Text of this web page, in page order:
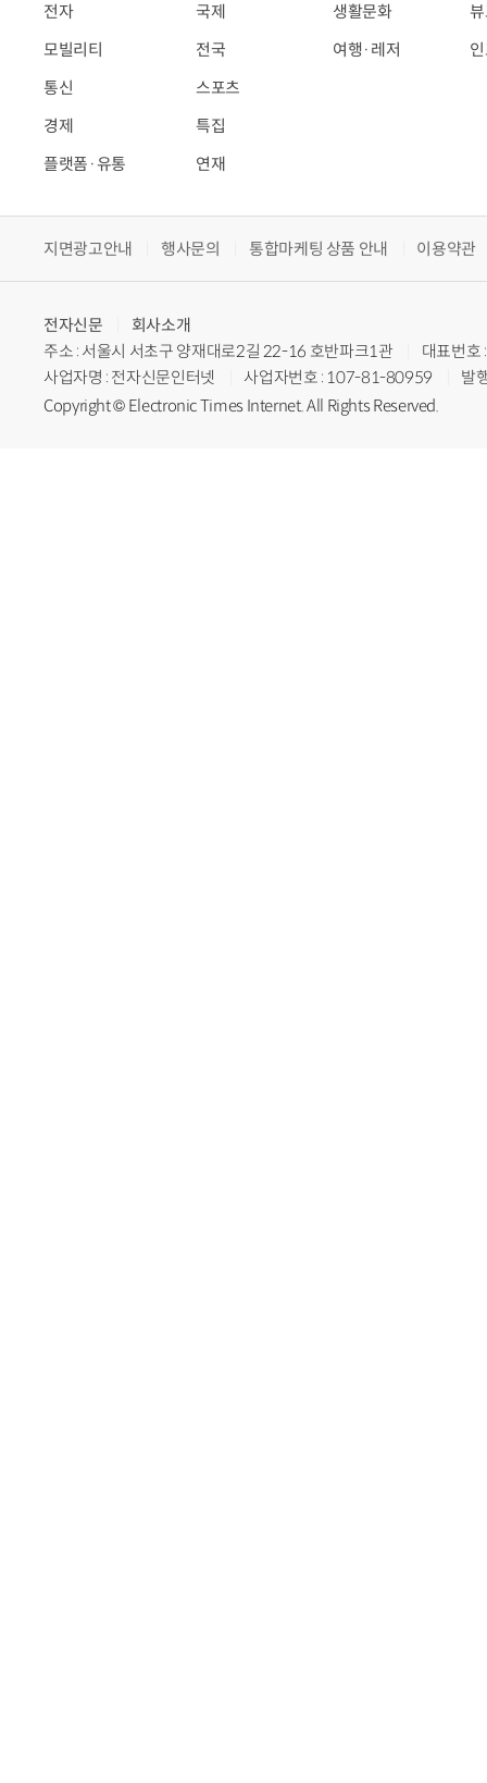
전자
모빌리티
통신
경제
플랫폼·유통
국제
전국
스포츠
특집
연재
생활문화
여행·레저
지면광고안내 행사문의 통합마케팅 상품 안내 이용약관
전자신문
회사소개
주소 : 서울시 서초구 양재대로2길 22-16 호반파크1관
대표번
사업자명 : 전자신문인터넷
사업자번호 : 107-81-80959
발
Copyright © Electronic Times Internet. All Rights Reserved.